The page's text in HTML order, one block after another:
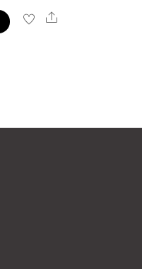
Tällä
tehdä
Ale